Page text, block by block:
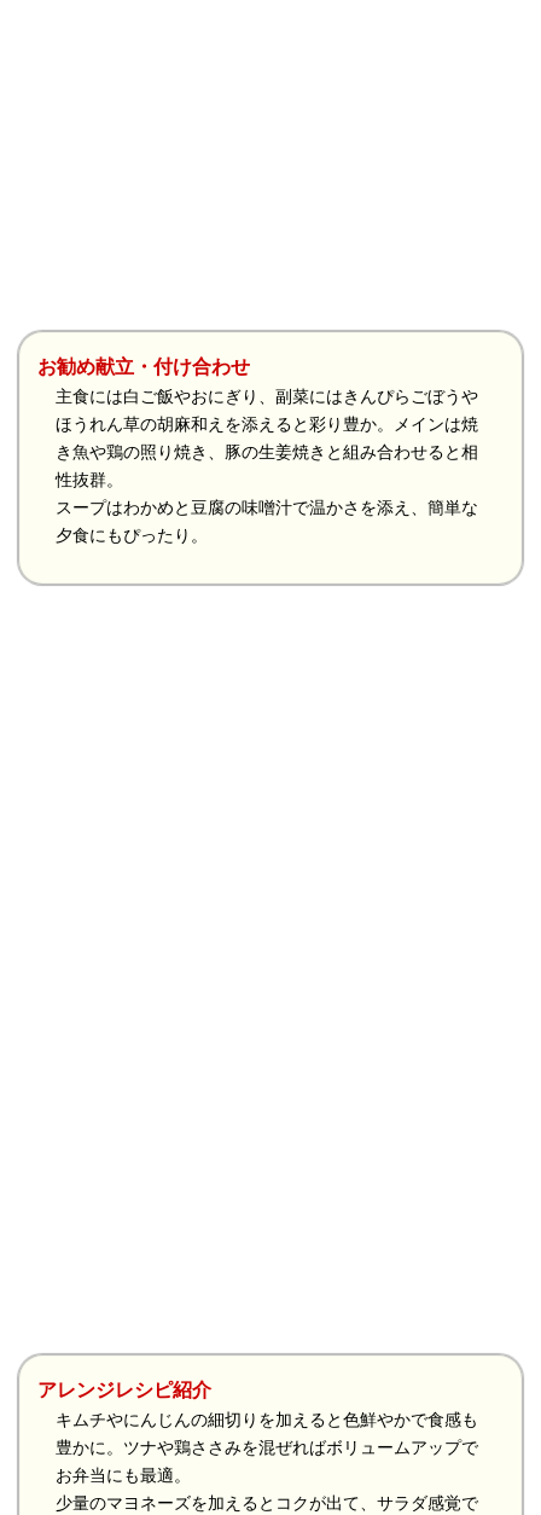
お勧め献立・付け合わせ
主食には白ご飯やおにぎり、副菜にはきんぴらごぼうや
ほうれん草の胡麻和えを添えると彩り豊か。メインは焼
き魚や鶏の照り焼き、豚の生姜焼きと組み合わせると相
性抜群。
スープはわかめと豆腐の味噌汁で温かさを添え、簡単な
夕食にもぴったり。
アレンジレシピ紹介
キムチやにんじんの細切りを加えると色鮮やかで食感も
豊かに。ツナや鶏ささみを混ぜればボリュームアップで
お弁当にも最適。
少量のマヨネーズを加えるとコクが出て、サラダ感覚で